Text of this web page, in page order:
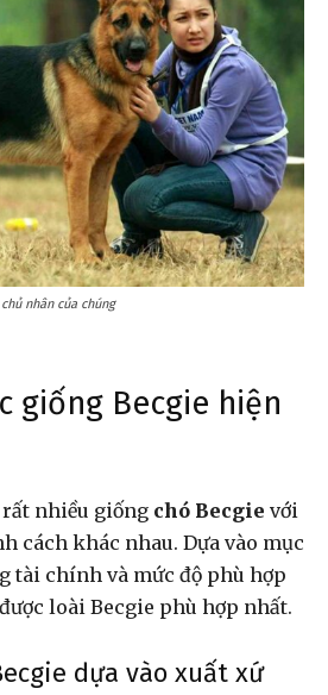
nhân của chúng
giống Becgie hiện
nhiều giống chó Becgie với
cách khác nhau. Dựa vào mục
tài chính và mức độ phù hợp
loài Becgie phù hợp nhất.
dựa vào xuất xứ